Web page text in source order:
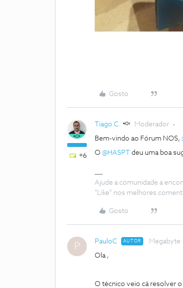
Gosto
+6
Tiago C. Moderador
Bem-vindo ao Fórum NOS,
O @HASPT deu uma boa
Ajude a comunidade a
"Like" nos melhores
Gosto
P PauloC AUTOR Megabyte
Ola ,
O técnico veio cá resolver